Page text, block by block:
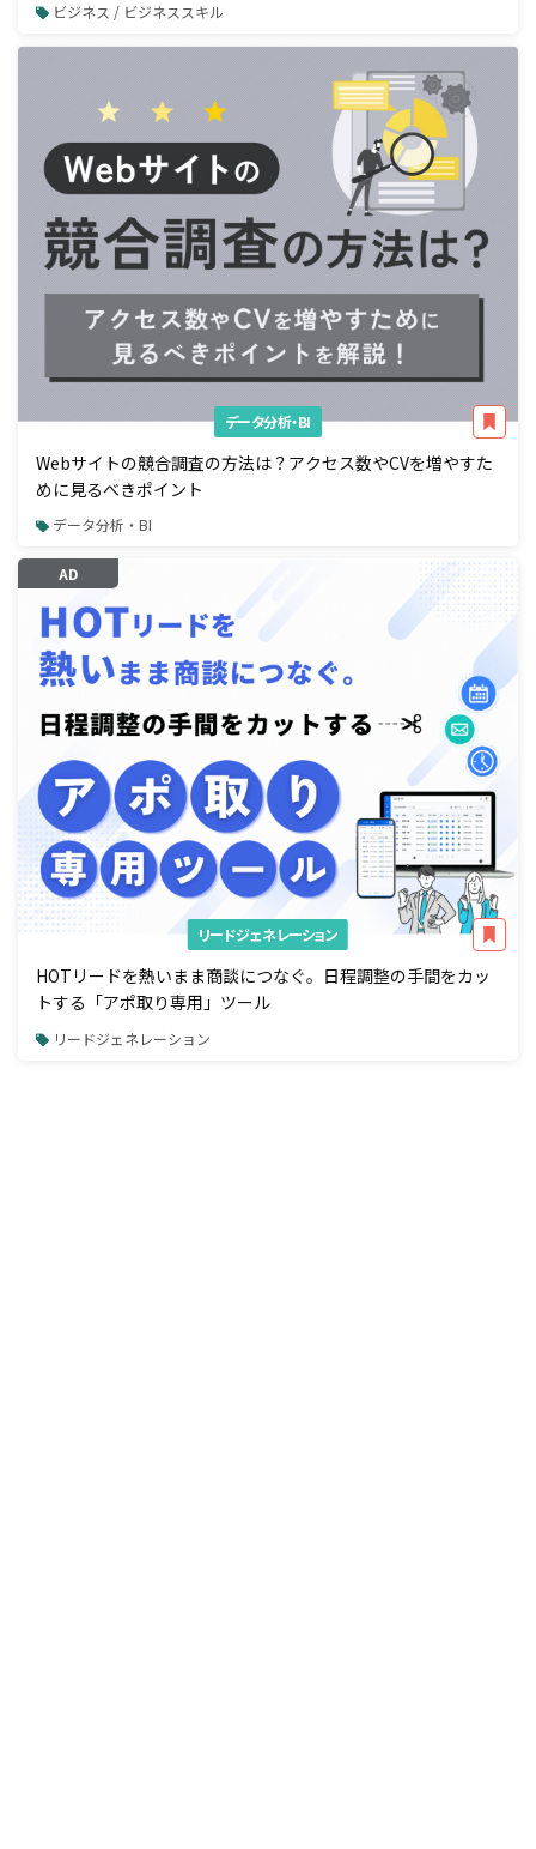
ビジネス / ビジネススキル
データ分析・BI
Webサイトの競合調査の方法は？アクセス数やCVを増やすた
めに見るべきポイント
データ分析・BI
AD
リードジェネレーション
HOTリードを熱いまま商談につなぐ。日程調整の手間をカッ
トする「アポ取り専用」ツール
リードジェネレーション